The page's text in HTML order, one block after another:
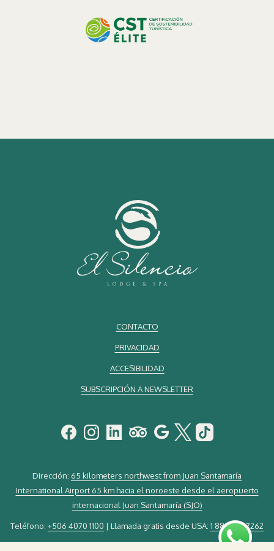
CONTACTO
PRIVACIDAD
ACCESIBILIDAD
SUBSCRIPCIÓN A NEWSLETTER
Dirección: 65 kilometers northwest from Juan Santamaría
International Airport 65 km hacia el noroeste desde el aeropuerto
internacional Juan Santamaría (SJO)
Teléfono: +506 4070 1100 | Llamada gratis desde USA: 1 888-621-7262